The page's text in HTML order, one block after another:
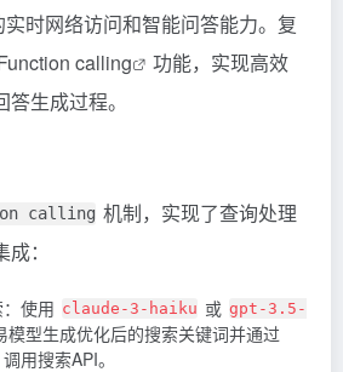
实时网络访问和智能问答能力。复
calling
功能，实现高效
生成过程。
calling 机制，实现了查询处理
：
使用 claude-3-haiku 或 gpt-3.5-
模型生成优化后的搜索关键词并通过
用搜索API。